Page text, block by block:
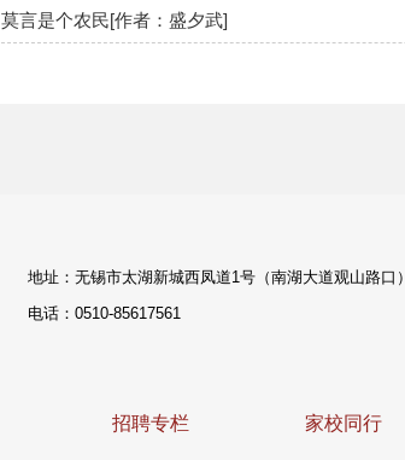
莫言是个农民[作者：盛夕武]
地址：无锡市太湖新城西凤道1号（南湖大道观山路口）
电话：0510-85617561
招聘专栏 家校同行